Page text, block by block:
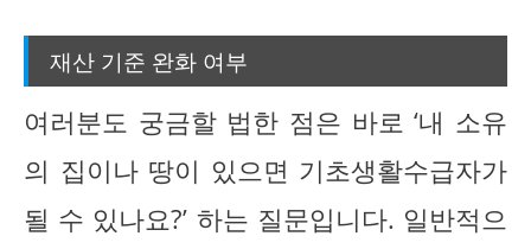
재산 기준 완화 여부
여러분도 궁금할 법한 점은 바로 ‘내 소유
의 집이나 땅이 있으면 기초생활수급자가
될 수 있나요?’ 하는 질문입니다. 일반적으